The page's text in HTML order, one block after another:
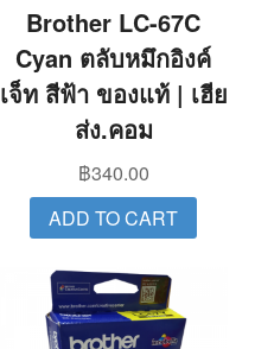
Brother LC-67C
Cyan ตลับหมึกอิงค์
เจ็ท สีฟ้า ของแท้ | เฮีย
ส่ง.คอม
฿340.00
ADD TO CART